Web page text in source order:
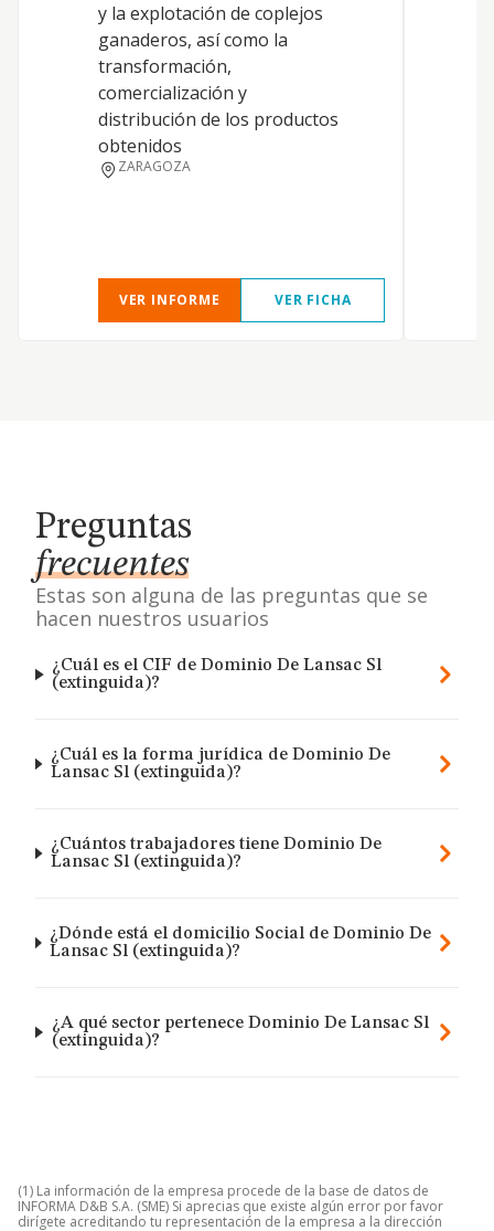
y la explotación de coplejos
ganaderos, así como la
transformación,
comercialización y
distribución de los productos
obtenidos
ZARAGOZA
VER INFORME VER FICHA
Preguntas
frecuentes
Estas son alguna de las preguntas que se
hacen nuestros usuarios
¿Cuál es el CIF de Dominio De Lansac Sl
(extinguida)?
¿Cuál es la forma jurídica de Dominio De
Lansac Sl (extinguida)?
¿Cuántos trabajadores tiene Dominio De
Lansac Sl (extinguida)?
¿Dónde está el domicilio Social de Dominio De
Lansac Sl (extinguida)?
¿A qué sector pertenece Dominio De Lansac Sl
(extinguida)?
(1) La información de la empresa procede de la base de datos de
INFORMA D&B S.A. (SME) Si aprecias que existe algún error por favor
dirígete acreditando tu representación de la empresa a la dirección